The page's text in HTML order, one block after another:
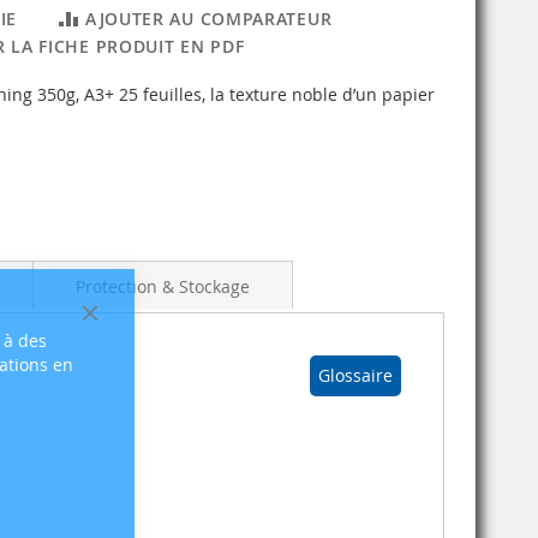
Fermer
des
en
AJOUTER AU COMPARATEUR
LA FICHE PRODUIT EN PDF
350g, A3+ 25 feuilles, la texture noble d’un papier
Glossaire
Protection & Stockage